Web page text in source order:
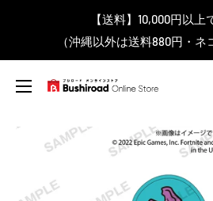
▼送料をおトクにお買物す
【こちらをクリ
【送料】10,000円以上
（沖縄以外は送料880円・ネ
＼予約受付中
BanG Dream! ちゃむりぃ みに Ave
中！
▼「作品・ブランドか
欲しい商品を手に入
▼スムーズに商品を
「カテゴリーから探す」
▼お気に入り登録機能を
【こちらをクリ
ブ
ー
オ